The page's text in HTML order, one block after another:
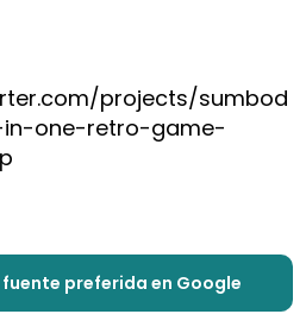
projects/sumbod
one-retro-game-
preferida en Google